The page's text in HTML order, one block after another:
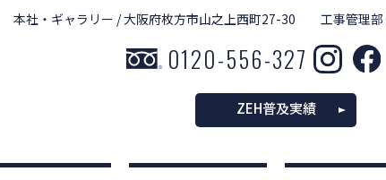
本社・ギャラリー / 大阪府枚方市山之上西町27-30 工事管理
0120-556-327
ZEH普及実績